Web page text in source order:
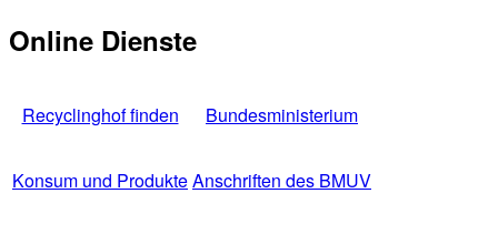
Online Dienste
Recyclinghof finden Bundesministerium
Konsum und ProdukteAnschriften des BMUV